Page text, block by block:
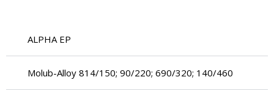
ALPHA EP
Molub-Alloy 814/150; 90/220; 690/320; 140/460